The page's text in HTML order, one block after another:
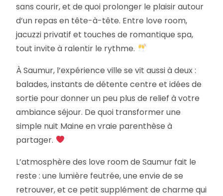
sans courir, et de quoi prolonger le plaisir autour
d’un repas en tête-à-tête. Entre love room,
jacuzzi privatif et touches de romantique spa,
tout invite à ralentir le rythme.
À Saumur, l’expérience ville se vit aussi à deux :
balades, instants de détente centre et idées de
sortie pour donner un peu plus de relief à votre
ambiance séjour. De quoi transformer une
simple nuit Maine en vraie parenthèse à
partager.
L’atmosphère des love room de Saumur fait le
reste : une lumière feutrée, une envie de se
retrouver, et ce petit supplément de charme qui